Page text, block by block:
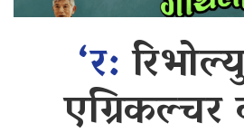
‘र:
एग्रिकल्चर